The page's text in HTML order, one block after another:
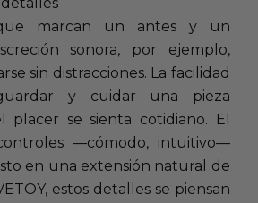
marcan un antes y un
sonora, por ejemplo,
sin distracciones. La facilidad
y cuidar una pieza
placer se sienta cotidiano. El
—cómodo, intuitivo—
en una extensión natural de
estos detalles se piensan